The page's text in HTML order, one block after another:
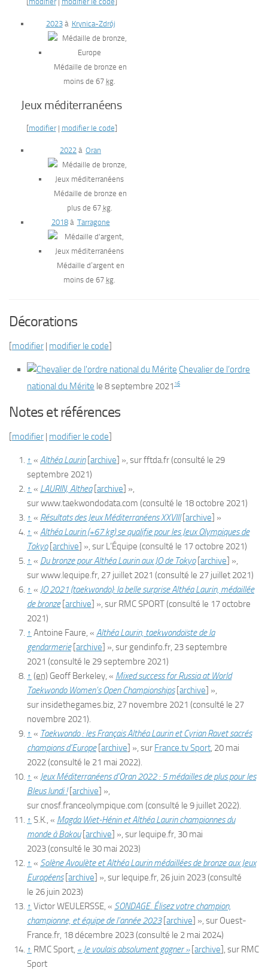
2023à Krynica-Zdrój
Médaille de bronze en
moins de 67 kg
Jeux méditerranéens
[modifier| modifier le code]
2022 à Oran
Médaille de bronze en
plus de 67 kg.
2018à Tarragone
Médaille d’argent en
moins de 67 kg
Décorations
[modifier | modifier le code]
Chevalier de l’ordre
national du Mérite le 8 septembre 2021 16
Notes et références
[modifier | modifier le code]
↑ « Althéa Laurin[archive] », surfftda.fr(consulté le 29
septembre 2021)
↑ « LAURIN, Althea[archive] »,
surwww.taekwondodata.com (consulté le 18 octobre 2021)
↑ « Résultats des Jeux Méditerranéens XXVIII[archive] »
↑ « Althéa Laurin (+67 kg) se qualifie pour les Jeux Olympiques de
Tokyo[archive] », sur L’Équipe (consulté le 17 octobre 2021)
↑ « Du bronze pour Althéa Laurin aux JO de Tokyo[archive] »,
surwww.lequipe.fr, 27 juillet 2021 (consulté le 27 juillet 2021)
↑ « JO 2021 (taekwondo): la belle surprise Althéa Laurin, médaillée
de bronze[archive] », sur RMC SPORT(consulté le 17 octobre
2021)
↑ Antoine Faure, « Althéa Laurin, taekwondoïste de la
gendarmerie[archive] », sur gendinfo.fr, 23 septembre
2021 (consulté le 29 septembre 2021)
↑ (en) Geoff Berkeley, « Mixed success for Russia at World
Taekwondo Women’s Open Championships[archive] »,
sur insidethegames.biz, 27 novembre 2021 (consulté le 27
novembre 2021).
↑ « Taekwondo : les Français Althéa Laurin et Cyrian Ravet sacrés
champions d’Europe[archive] », sur France.tv Sport, 20 mai
2022(consulté le 21 mai 2022).
↑ « Jeux Méditerranéens d’Oran 2022 : 5 médailles de plus pour les
Bleus lundi ![archive] »,
surcnosf.franceolympique.com (consulté le 9 juillet 2022).
↑ S.K., « Magda Wiet-Hénin et Althéa Laurin championnes du
monde à Bakou[archive] », sur lequipe.fr, 30 mai
2023(consulté le 30 mai 2023)
↑ « Solène Avoulète et Althéa Laurin médaillées de bronze aux Jeux
Européens[archive] », sur lequipe.fr, 26 juin 2023(consulté
le 26 juin 2023)
↑ VictorWEULERSSE, « SONDAGE. Élisez votre champion,
championne, et équipe de l’année 2023[archive] », sur Ouest-
France.fr, 18 décembre 2023(consulté le 2 mai 2024)
↑ RMC Sport, « Je voulais absolument gagner »[archive], sur RMC
Sport